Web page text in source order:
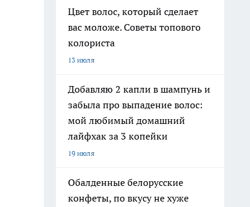
Цвет волос, который сделает
вас моложе. Советы топового
колориста
13 июля
Добавляю 2 капли в шампунь и
забыла про выпадение волос:
мой любимый домашний
лайфхак за 3 копейки
19 июля
Обалденные белорусские
конфеты, по вкусу не хуже